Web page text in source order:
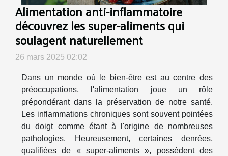
Alimentation anti-inflammatoire
découvrez les super-aliments qui
soulagent naturellement
26 mars 2025 02:02
Dans un monde où le bien-être est au centre des
préoccupations, l'alimentation joue un rôle
prépondérant dans la préservation de notre santé.
Les inflammations chroniques sont souvent pointées
du doigt comme étant à l'origine de nombreuses
pathologies. Heureusement, certaines denrées,
qualifiées de « super-aliments », possèdent des